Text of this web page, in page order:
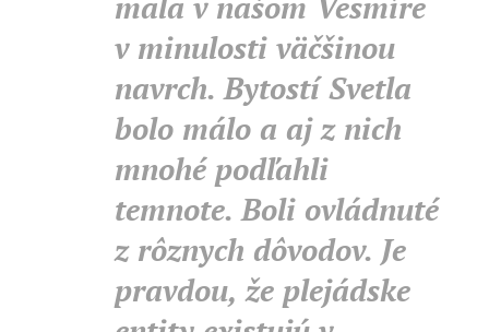
v minulosti väčšinou
navrch. Bytostí Svetla
bolo málo a aj z nich
mnohé podľahli
temnote. Boli ovládnuté
z rôznych dôvodov. Je
pravdou, že plejádske